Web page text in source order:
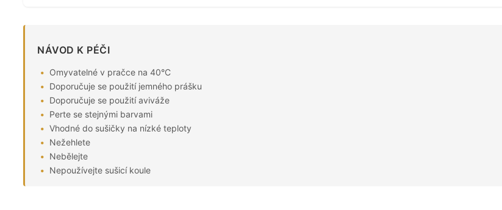
NÁVOD K PÉČI
Omyvatelné v pračce na 40°C
Doporučuje se použití jemného prášku
Doporučuje se použití aviváže
Perte se stejnými barvami
Vhodné do sušičky na nízké teploty
Nežehlete
Nebělejte
Nepoužívejte sušicí koule